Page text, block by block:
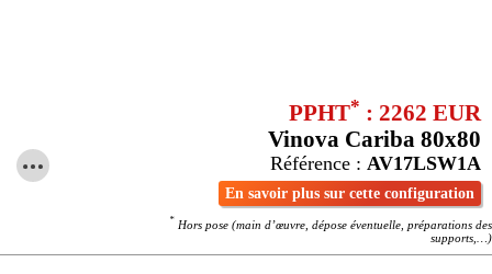
PPHT* : 2262 EUR
Vinova Cariba 80x80
Référence : AV17LSW1A
En savoir plus sur cette configuration
* Hors pose (main d’œuvre, dépose éventuelle, préparations des
supports,…)